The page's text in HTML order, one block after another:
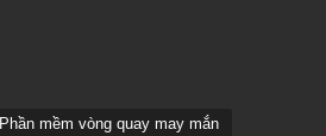
Phần mềm vòng quay may mắn